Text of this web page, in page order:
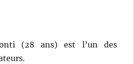
(28 ans) est l’un des